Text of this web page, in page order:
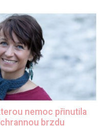
nemoc přinutila
brzdu